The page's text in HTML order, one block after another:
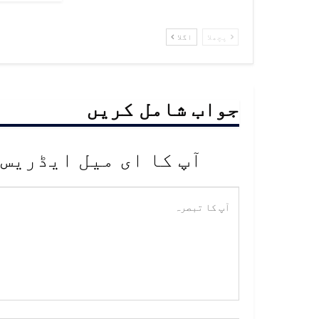
پچھلا اگلا
جواب شامل کریں
آپ کا ای میل